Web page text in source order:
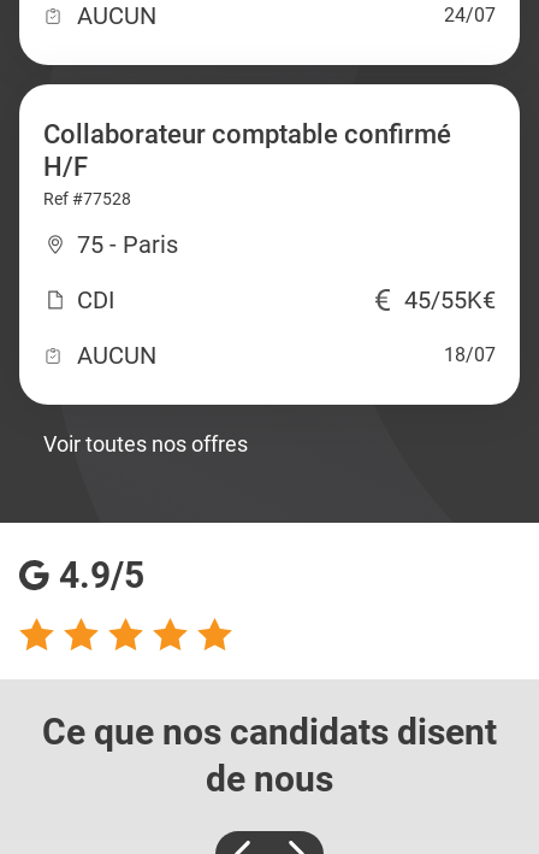
AUCUN
24/07
Collaborateur comptable confirmé
H/F
Ref #77528
75 - Paris
CDI
45/55K€
AUCUN
18/07
Voir toutes nos offres
4.9/5
Ce que nos candidats disent
de nous